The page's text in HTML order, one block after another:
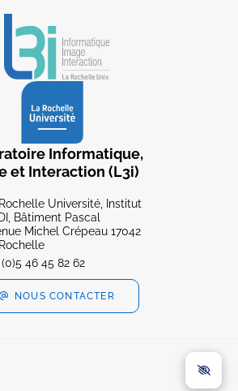
Informatique,
et Interaction (L3i)
Rochelle Université, Institut
Bâtiment Pascal
Michel Crépeau 17042
Rochelle
(0)5 46 45 82 62
NOUS CONTACTER